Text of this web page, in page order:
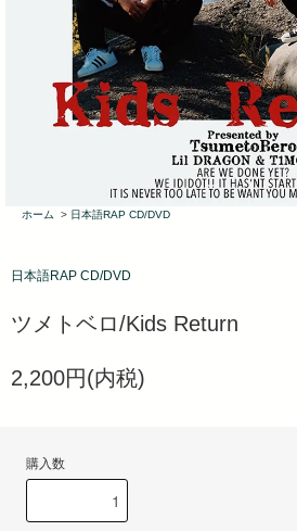
ホーム > 日本語RAP CD/DVD
日本語RAP CD/DVD
ツメトベロ/Kids Return
2,200円(内税)
購入数